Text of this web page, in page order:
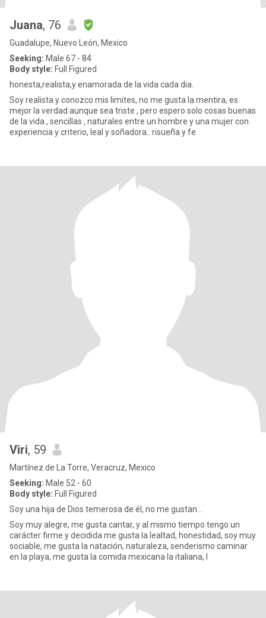
Juana, 76
Guadalupe, Nuevo León, Mexico
Seeking: Male 67 - 84
Body style: Full Figured
honesta,realista,y enamorada de la vida cada dia.
Soy realista y conozco mis limites, no me gusta la mentira, es
mejor la verdad aunque sea triste , pero espero solo cosas buenas
de la vida , sencillas , naturales entre un hombre y una mujer con
experiencia y criterio, leal y soñadora.. risueña y fe
Viri, 59
Martínez de La Torre, Veracruz, Mexico
Seeking: Male 52 - 60
Body style: Full Figured
Soy una hija de Dios temerosa de él, no me gustan...
Soy muy alegre, me gusta cantar, y al mismo tiempo tengo un
carácter firme y decidida me gusta la lealtad, honestidad, soy muy
sociable, me gusta la natación, naturaleza, senderismo caminar